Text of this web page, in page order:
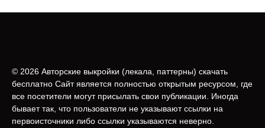
© 2026 Авторские выкройки (лeкала, паттерны) скачать
бесплатно Сайт является полностью открытым ресурсом, где
все посетители могут присылать свои публикации. Иногда
бывает так, что пользователи не указывают ссылки на
первоисточники либо ссылки указываются неверно.